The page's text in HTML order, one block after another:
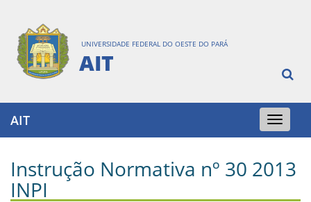
UNIVERSIDADE FEDERAL DO OESTE DO PARÁ
AIT
Toggle
navigation
AIT
Instrução Normativa nº 30 2013
INPI